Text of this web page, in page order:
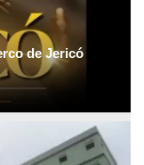
de Jericó